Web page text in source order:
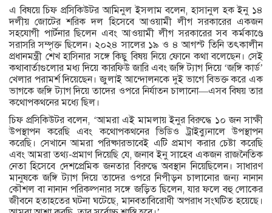
এ বিষয়ে চিফ প্রসিকিউটর আমিনুল ইসলাম বলেন, হাসানুল হক ইনু ১৪
দলীয় জোটের শরিক দল হিসেবে আওয়ামী লীগ সরকারের একজন
সহযোগী পার্টনার ছিলেন এবং আওয়ামী লীগ সরকারের সব কর্মকাণ্ডে
সরাসরি সম্পৃক্ত ছিলেন। ২০২৪ সালের ১৯ ও ৪ আগস্ট তিনি তৎকালীন
প্রধানমন্ত্রী শেখ হাসিনার সঙ্গে কিছু বিষয় নিয়ে ফোনে কথা বলেছেন। সেই
কথাবার্তাগুলোর মধ্য দিয়ে কারফিউ জারি এবং জঙ্গি ট্যাগ দিয়ে ‘জঙ্গি কার্ড’
খেলার পরামর্শ দিয়েছেন। জুলাই আন্দোলনকে দুই ভাগে বিভক্ত করে এক
ভাগকে জঙ্গি ট্যাগ দিয়ে তাদের ওপরে নির্যাতন চালানো—এসব বিষয় তার
কথোপকথনের মধ্যে ছিল।
চিফ প্রসিকিউটর বলেন, ‘আমরা এই মামলায় ইনুর বিরুদ্ধে ১০ জন সাক্ষী
উপস্থাপন করেছি এবং কথোপকথনের ভিডিও ট্রাইব্যুনালে উপস্থাপন
করেছি। সেখানে আমরা পরিষ্কারভাবেই এটি প্রমাণ করার চেষ্টা করেছি
এবং আমরা তথ্য-প্রমাণ দিয়েছি যে, জনাব ইনু সাহেব একজন রাজনৈতিক
নেতা হিসেবে দেশপ্রেমিক জনতার বিরুদ্ধে অবস্থান নিয়েছিলেন। সাধারণ
মানুষকে জঙ্গি ট্যাগ দিয়ে তাদের ওপরে নিপীড়ন চালানোর জন্য নানান
কৌশল বা নানান পরিকল্পনার সঙ্গে জড়িত ছিলেন, যার ফলে বহু লোকের
জীবনে হতাহতের ঘটনা ঘটেছে, মানবতাবিরোধী অপরাধ সংঘটিত হয়েছে।